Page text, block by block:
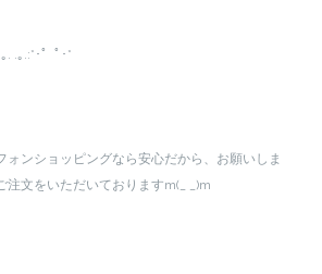
. .｡.:*･゜ﾟ･*
ォンショッピングなら安心だから、お願いしま
注文をいただいておりますm(_ _)m